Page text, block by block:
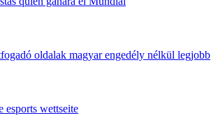
oldalak magyar engedély nélkül legjobb
esports wettseite